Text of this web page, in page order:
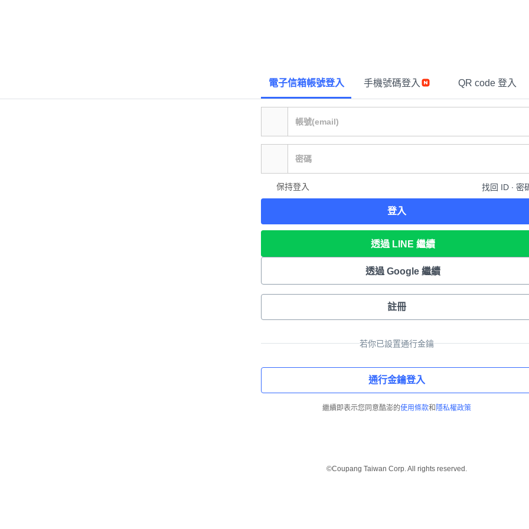
電子信箱帳號登入 手機號碼登入 QR code 登入
保持登入 找回 ID ∙ 密
登入
透過 LINE 繼續
透過 Google 繼續
註冊
若你已設置通行金鑰
通行金鑰登入
繼續即表示您同意酷澎的使用條款和 隱私權政策
©Coupang Taiwan Corp. All rights reserved.